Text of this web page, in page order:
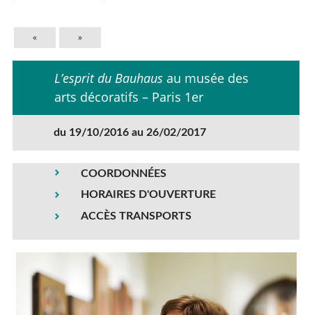
« »
L’esprit du Bauhaus au musée des
arts décoratifs – Paris 1er
du 19/10/2016 au 26/02/2017
COORDONNÉES
HORAIRES D'OUVERTURE
ACCÈS TRANSPORTS